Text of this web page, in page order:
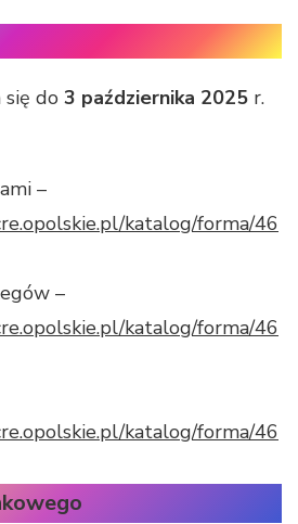
do 3 października 2025 r.
–
katalog/forma/46
–
katalog/forma/46
katalog/forma/46